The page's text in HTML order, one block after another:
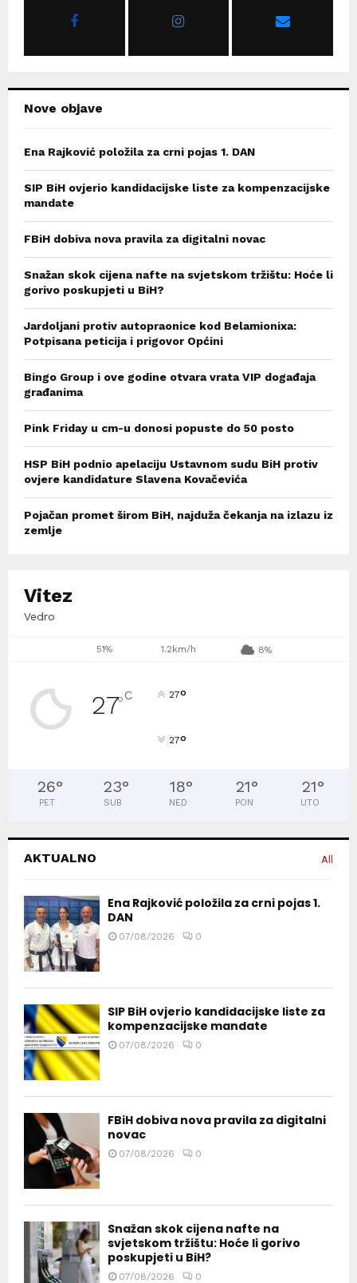
Nove objave
Ena Rajković položila za crni pojas 1. DAN
SIP BiH ovjerio kandidacijske liste za kompenzacijske
mandate
FBiH dobiva nova pravila za digitalni novac
Snažan skok cijena nafte na svjetskom tržištu: Hoće li
gorivo poskupjeti u BiH?
Jardoljani protiv autopraonice kod Belamionixa:
Potpisana peticija i prigovor Općini
Bingo Group i ove godine otvara vrata VIP događaja
građanima
Pink Friday u cm-u donosi popuste do 50 posto
HSP BiH podnio apelaciju Ustavnom sudu BiH protiv
ovjere kandidature Slavena Kovačevića
Pojačan promet širom BiH, najduža čekanja na izlazu iz
zemlje
Vitez
Vedro
51% 1.2km/h 8%
27°C 27°
27°
26°
PET
23°
SUB
18°
NED
21°
PON
21°
UTO
AKTUALNO All
Ena Rajković položila za crni pojas 1.
DAN
07/08/2026 0
SIP BiH ovjerio kandidacijske liste za
kompenzacijske mandate
07/08/2026 0
FBiH dobiva nova pravila za digitalni
novac
07/08/2026 0
Snažan skok cijena nafte na
svjetskom tržištu: Hoće li gorivo
poskupjeti u BiH?
07/08/2026 0